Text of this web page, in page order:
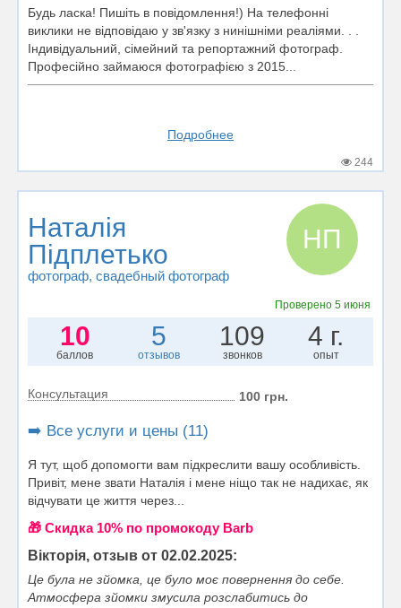
Будь ласка! Пишіть в повідомлення!) На телефонні
виклики не відповідаю у зв'язку з нинішніми реаліями. . .
Індивідуальний, сімейний та репортажний фотограф.
Професійно займаюся фотографією з 2015...
Подробнее
244
Наталія
Підплетько
фотограф, свадебный фотограф
НП
Проверено 5 июня
10
баллов
5
отзывов
109
звонков
4 г.
опыт
Консультация 100 грн.
➡️ Все услуги и цены (11)
Я тут, щоб допомогти вам підкреслити вашу особливість.
Привіт, мене звати Наталія і мене ніщо так не надихає, як
відчувати це життя через...
🎁 Cкидка 10% по промокоду Barb
Вікторія, отзыв от 02.02.2025:
Це була не зйомка, це було моє повернення до себе.
Атмосфера зйомки змусила розслабитись до